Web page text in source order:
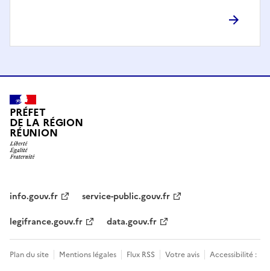
PRÉFET
DE LA RÉGION
RÉUNION
info.gouv.fr
service-public.gouv.fr
legifrance.gouv.fr
data.gouv.fr
Plan du site Mentions légales Flux RSS Votre avis Accessibilité :